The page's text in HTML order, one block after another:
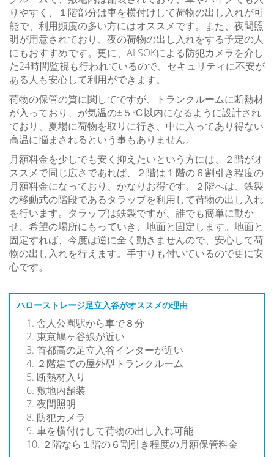
りやすく、１階部分は車を横付けして荷物の出し入れが可
能で、利用頻度の多い方にはオススメです。また、夜間照
明が用意されており、夜の荷物の出し入れをする予定の人
にもおすすめです。更に、ALSOKによる防犯カメラを介し
た24時間監視も行われているので、セキュリティに不安が
ある人も安心して利用ができます。
荷物の保管の質に関してですが、トランクルームに断熱材
が入っており、が気温の±５℃以内になるように設計され
ており、夏場に荷物を取りに行き、中に入ってあり得ない
高温に悩まされるという事もありません。
月額料金を少しでも安く抑えたいという方には、２階がオ
ススメで同じ広さであれば、２階は１階の６割引き程度の
月額料金になっており、かなりお得です。２階へは、鉄製
の移動式の階段であるタラップを利用して荷物の出し入れ
を行います。タラップは鉄製ですが、誰でも簡単に動か
せ、希望の場所にもっていき、地面と固定します。地面と
固定すれば、今度は逆に全く動きませんので、安心して荷
物の出し入れを行えます。手すりも付いているので更に安
心です。
ハローストレージ足立入谷がオススメの理由
舎人公園駅から車で８分
東京鳩ヶ谷線が近い
首都高の足立入谷インターが近い
２階建ての屋外型トランクルーム
断熱材入り
敷地内舗装
夜間照明
防犯カメラ
車を横付けして荷物の出し入れ可能
２階なら１階の６割引き程度の月額保管料金